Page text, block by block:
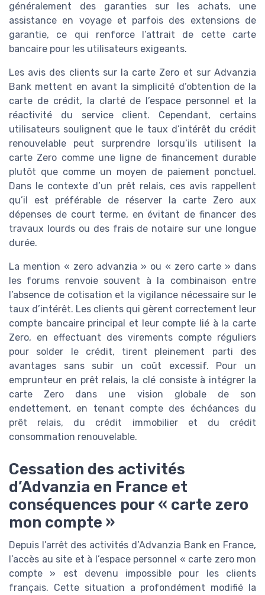
généralement des garanties sur les achats, une
assistance en voyage et parfois des extensions de
garantie, ce qui renforce l’attrait de cette carte
bancaire pour les utilisateurs exigeants.
Les avis des clients sur la carte Zero et sur Advanzia
Bank mettent en avant la simplicité d’obtention de la
carte de crédit, la clarté de l’espace personnel et la
réactivité du service client. Cependant, certains
utilisateurs soulignent que le taux d’intérêt du crédit
renouvelable peut surprendre lorsqu’ils utilisent la
carte Zero comme une ligne de financement durable
plutôt que comme un moyen de paiement ponctuel.
Dans le contexte d’un prêt relais, ces avis rappellent
qu’il est préférable de réserver la carte Zero aux
dépenses de court terme, en évitant de financer des
travaux lourds ou des frais de notaire sur une longue
durée.
La mention « zero advanzia » ou « zero carte » dans
les forums renvoie souvent à la combinaison entre
l’absence de cotisation et la vigilance nécessaire sur le
taux d’intérêt. Les clients qui gèrent correctement leur
compte bancaire principal et leur compte lié à la carte
Zero, en effectuant des virements compte réguliers
pour solder le crédit, tirent pleinement parti des
avantages sans subir un coût excessif. Pour un
emprunteur en prêt relais, la clé consiste à intégrer la
carte Zero dans une vision globale de son
endettement, en tenant compte des échéances du
prêt relais, du crédit immobilier et du crédit
consommation renouvelable.
Cessation des activités
d’Advanzia en France et
conséquences pour « carte zero
mon compte »
Depuis l’arrêt des activités d’Advanzia Bank en France,
l’accès au site et à l’espace personnel « carte zero mon
compte » est devenu impossible pour les clients
français. Cette situation a profondément modifié la